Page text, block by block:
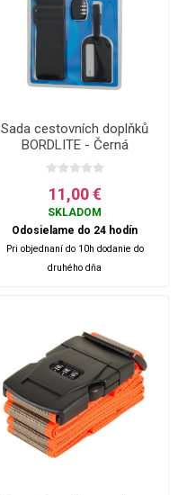
Sada cestovních doplňků
BORDLITE - Černá
11,00 €
SKLADOM
Odosielame do 24 hodín
Pri objednaní do 10h dodanie do
druhého dňa